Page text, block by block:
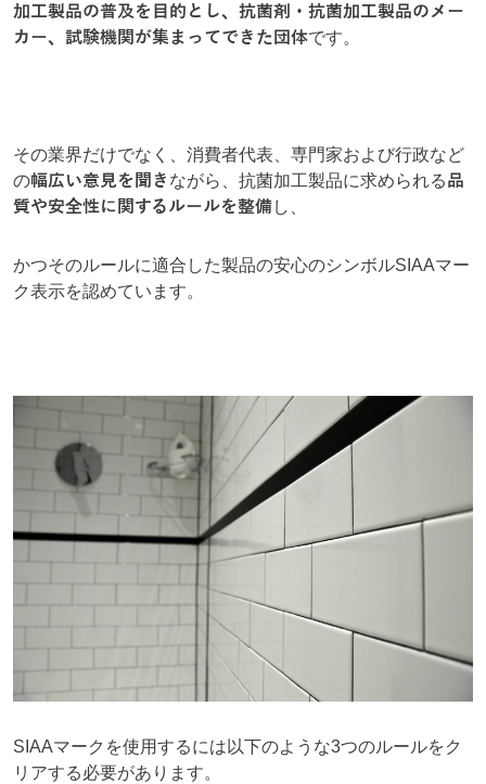
加工製品の普及を目的とし、抗菌剤・抗菌加工製品のメー
カー、試験機関が集まってできた団体です。
その業界だけでなく、消費者代表、専門家および行政など
の幅広い意見を聞き ながら、抗菌加工製品に求められる品
質や安全性に関するルールを整備し、
かつそのルールに適合した製品の安心のシンボルSIAAマー
ク表示を認めています。
SIAAマークを使用するには以下のような3つのルールをク
リアする必要があります。